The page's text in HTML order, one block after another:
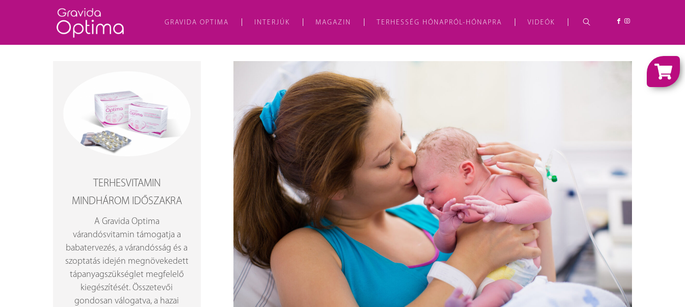
GRAVIDA OPTIMA INTERJÚK MAGAZIN TERHESSÉG HÓNAPRÓL-HÓNAPRA VIDEÓK
TERHESVITAMIN
MINDHÁROM IDŐSZAKRA
A Gravida Optima
várandósvitamin támogatja a
babatervezés, a várandósság és a
szoptatás idején megnövekedett
tápanyagszükséglet megfelelő
kiegészítését. Összetevői
gondosan válogatva, a hazai